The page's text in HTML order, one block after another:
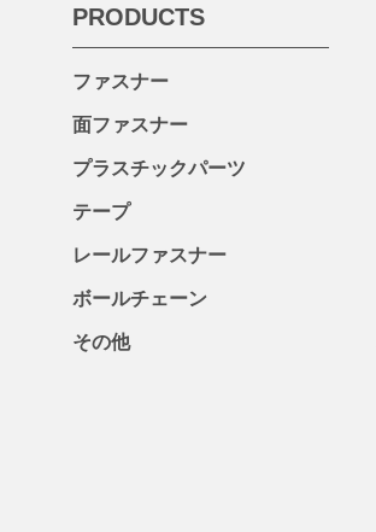
PRODUCTS
ファスナー
面ファスナー
プラスチックパーツ
テープ
レールファスナー
ボールチェーン
その他